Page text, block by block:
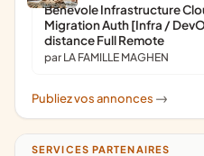
Bénévole Infrastructure
Migration Auth [Infra /
distance Full Remote
par LA FAMILLE MAGHEN
Publiez vos annonces ->
SERVICES PARTENAIRES